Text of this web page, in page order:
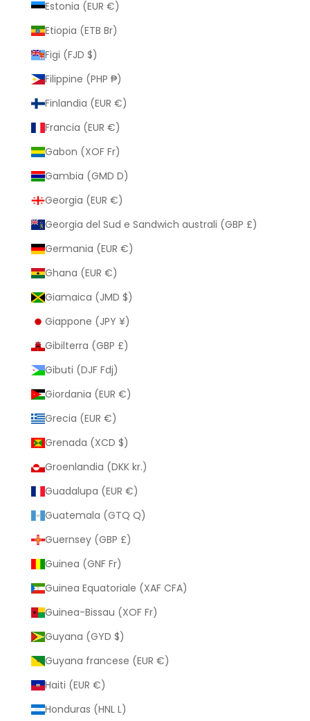
Estonia (EUR €)
Etiopia (ETB Br)
Figi (FJD $)
Filippine (PHP ₱)
Finlandia (EUR €)
Francia (EUR €)
Gabon (XOF Fr)
Gambia (GMD D)
Georgia (EUR €)
Georgia del Sud e Sandwich australi (GBP £)
Germania (EUR €)
Ghana (EUR €)
Giamaica (JMD $)
Giappone (JPY ¥)
Gibilterra (GBP £)
Gibuti (DJF Fdj)
Giordania (EUR €)
Grecia (EUR €)
Grenada (XCD $)
Groenlandia (DKK kr.)
Guadalupa (EUR €)
Guatemala (GTQ Q)
Guernsey (GBP £)
Guinea (GNF Fr)
Guinea Equatoriale (XAF CFA)
Guinea-Bissau (XOF Fr)
Guyana (GYD $)
Guyana francese (EUR €)
Haiti (EUR €)
Honduras (HNL L)